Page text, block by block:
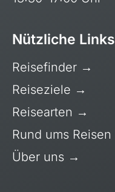
Nützliche Links
Reisefinder →
Reiseziele →
Reisearten →
Rund ums Reisen
Über uns →